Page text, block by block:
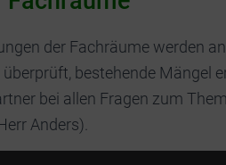
der Fachräume werden
bestehende Mängel
bei allen Fragen zum
Anders).